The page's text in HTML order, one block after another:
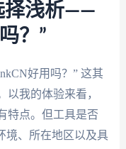
择浅析——
？”
好用吗？” 这其
我的体验来看，
特点。但工具是否
境、所在地区以及具